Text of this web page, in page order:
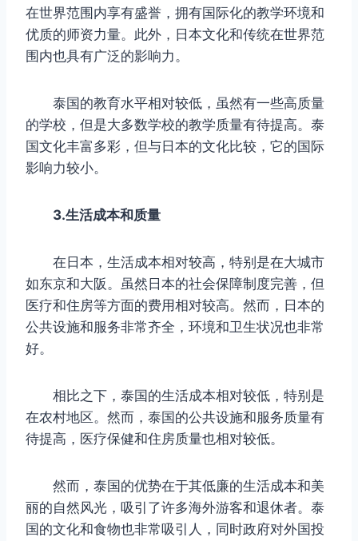
在世界范围内享有盛誉，拥有国际化的教学环境和
优质的师资力量。此外，日本文化和传统在世界范
围内也具有广泛的影响力。
泰国的教育水平相对较低，虽然有一些高质量
的学校，但是大多数学校的教学质量有待提高。泰
国文化丰富多彩，但与日本的文化比较，它的国际
影响力较小。
3.生活成本和质量
在日本，生活成本相对较高，特别是在大城市
如东京和大阪。虽然日本的社会保障制度完善，但
医疗和住房等方面的费用相对较高。然而，日本的
公共设施和服务非常齐全，环境和卫生状况也非常
好。
相比之下，泰国的生活成本相对较低，特别是
在农村地区。然而，泰国的公共设施和服务质量有
待提高，医疗保健和住房质量也相对较低。
然而，泰国的优势在于其低廉的生活成本和美
丽的自然风光，吸引了许多海外游客和退休者。泰
国的文化和食物也非常吸引人，同时政府对外国投